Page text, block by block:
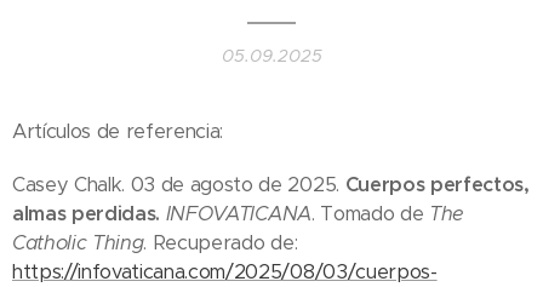
05.09.2025
Artículos de referencia:
Casey Chalk. 03 de agosto de 2025. Cuerpos perfectos,
almas perdidas. INFOVATICANA. Tomado de The
Catholic Thing. Recuperado de:
https://infovaticana.com/2025/08/03/cuerpos-